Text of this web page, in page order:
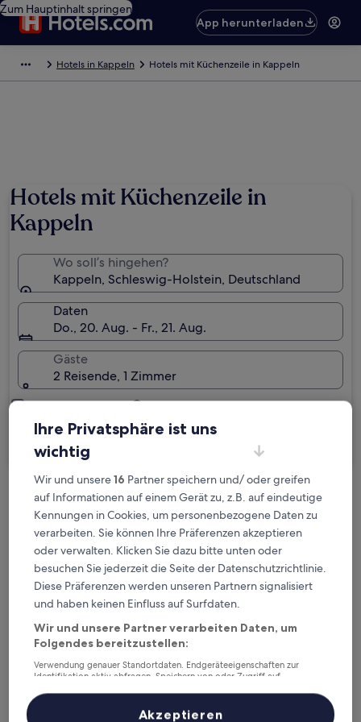
Zum Hauptinhalt springen
App herunterladen
Hotels in Kappeln Hotels mit Küchenzeile in Kappeln
Hotels mit Küchenzeile in
Kappeln
Wo soll’s hingehen?
Kappeln, Schleswig-Holstein, Deutschland
Daten
Do., 20. Aug. - Fr., 21. Aug.
Gäste
2 Reisende, 1 Zimmer
Ich reise geschäftlich
Kostenlose Stornierung bei
Planänderungen
Verdiene Prämien für jede
wahrgenommene Übernachtung
Mehr sparen mit Preisen für Mitglieder
Überprüfe die Preise für diese Daten
Ihre Privatsphäre ist uns
wichtig
Wir und unsere16 Partner speichern und/ oder greifen
auf Informationen auf einem Gerät zu, z.B. auf eindeutige
Kennungen in Cookies, um personenbezogene Daten zu
verarbeiten. Sie können Ihre Präferenzen akzeptieren
oder verwalten. Klicken Sie dazu bitte unten oder
besuchen Sie jederzeit die Seite der Datenschutzrichtlinie.
Diese Präferenzen werden unseren Partnern signalisiert
und haben keinen Einfluss auf Surfdaten.
Wir und unsere Partner verarbeiten Daten, um
Folgendes bereitzustellen:
Verwendung genauer Standortdaten. Endgeräteeigenschaften zur
Identifikation aktiv abfragen. Speichern von oder Zugriff auf
Inhalte, Messung von Werbeleistung und der Performance von Inhalten,
Zielgruppenforschung sowie Entwicklung und Verbesserung von
Akzeptieren